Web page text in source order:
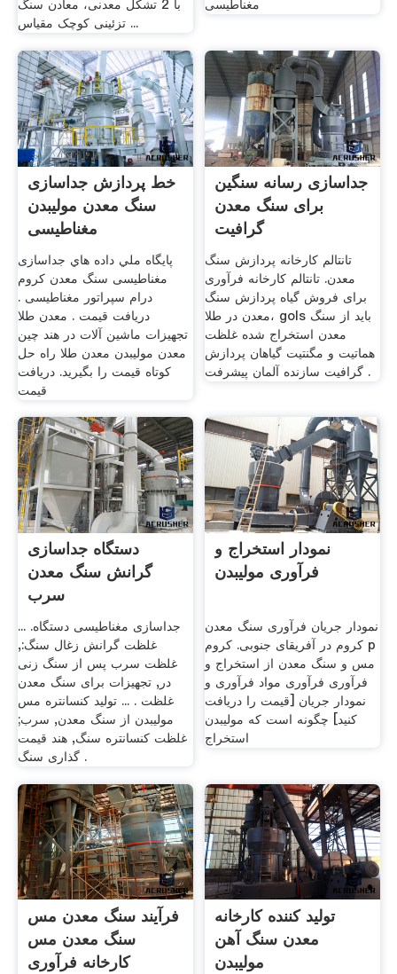
با 2 تشکل معدنی، معادن سنگ
تزئینی کوچک مقیاس ...
مغناطیسی
خط پردازش جداسازی
سنگ معدن مولیبدن
مغناطیسی
پايگاه ملي داده هاي جداسازی
مغناطیسی سنگ معدن کروم
درام سپراتور مغناطیسی .
دریافت قیمت . معدن طلا
تجهیزات ماشین آلات در هند چین
معدن مولیبدن معدن طلا راه حل
کوتاه قیمت را بگیرید. دریافت
قیمت
جداسازی رسانه سنگین
برای سنگ معدن
گرافیت
تانتالم کارخانه پردازش سنگ
معدن. تانتالم کارخانه فرآوری
برای فروش گیاه پردازش سنگ
معدن در طلا، gols باید از سنگ
معدن استخراج شده غلظت
هماتیت و مگنتیت گیاهان پردازش
گرافیت سازنده آلمان پیشرفت .
دستگاه جداسازی
گرانش سنگ معدن
سرب
جداسازی مغناطیسی دستگاه. ...
غلظت گرانش زغال سنگ:,
غلظت سرب پس از سنگ زنی
در, تجهیزات برای سنگ معدن
غلظت . ... تولید کنسانتره مس
مولیبدن از سنگ معدن, سرب;
غلظت کنسانتره سنگ, هند قیمت
گذاری سنگ .
نمودار استخراج و
فرآوری مولیبدن
نمودار جریان فرآوری سنگ معدن
کروم در آفریقای جنوبی. کروم p
مس و سنگ معدن از استخراج و
فرآوری فرآوری مواد فرآوری و
نمودار جریان [قیمت را دریافت
کنید] چگونه است که مولیبدن
استخراج
فرآیند سنگ معدن مس
سنگ معدن مس
کارخانه فرآوری
تولید کننده کارخانه
معدن سنگ آهن
مولیبدن